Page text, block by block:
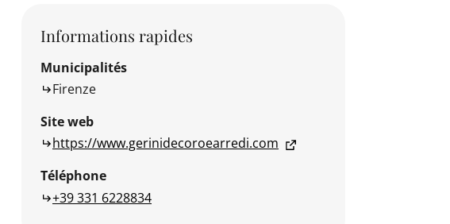
Informations rapides
Municipalités
Firenze
Site web
https://www.gerinidecoroearredi.com
Téléphone
+39 331 6228834